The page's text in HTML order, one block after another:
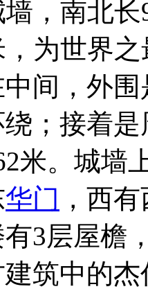
，南北
为世界
间，外
；接着
米。城墙
华门 ，西
3层屋檐
筑中的杰